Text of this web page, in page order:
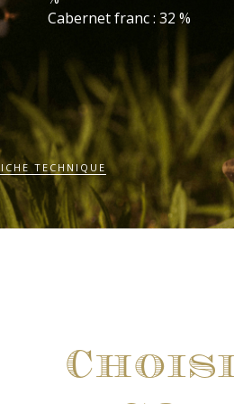
Cabernet franc : 32 %
TECHNIQUE